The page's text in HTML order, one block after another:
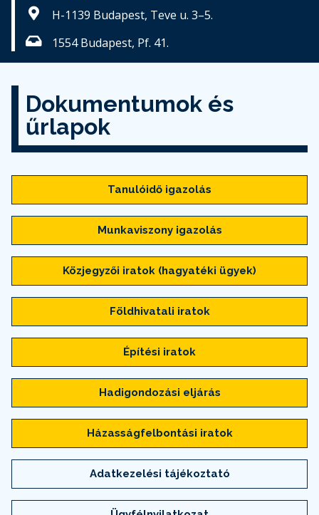
H-1139 Budapest, Teve u. 3–5.
1554 Budapest, Pf. 41.
Dokumentumok és
űrlapok
Tanulóidő igazolás
Munkaviszony igazolás
Közjegyzői iratok (hagyatéki ügyek)
Földhivatali iratok
Építési iratok
Hadigondozási eljárás
Házasságfelbontási iratok
Adatkezelési tájékoztató